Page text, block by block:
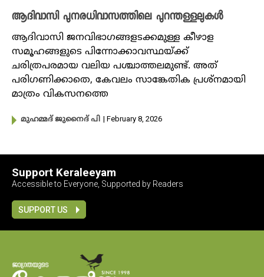
ആദിവാസി പുനരധിവാസത്തിലെ പുറന്തള്ളലുകൾ
ആദിവാസി ജനവിഭാഗങ്ങളടക്കമുള്ള കീഴാള
സമൂഹങ്ങളുടെ പിന്നോക്കാവസ്ഥയ്ക്ക്
ചരിത്രപരമായ വലിയ പശ്ചാത്തലമുണ്ട്. അത്
പരിഗണിക്കാതെ, കേവലം സാങ്കേതിക പ്രശ്നമായി
മാത്രം വികസനത്തെ
മുഹമ്മദ് ജുനൈദ് പി | February 8, 2026
Support Keraleeyam
Accessible to Everyone, Supported by Readers
SUPPORT US